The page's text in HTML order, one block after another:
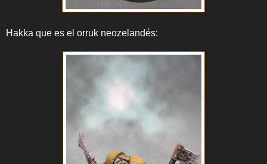
Hakka que es el orruk neozelandés: